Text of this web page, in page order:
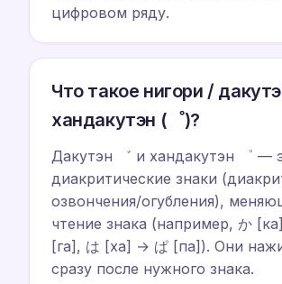
цифровом ряду.
Что такое нигори /
хандакутэн (゜)?
Дакутэн ゛ и хандакутэн ゜ —
диакритические знаки
озвончения/огубления),
чтение знака (например, か
[га], は [ха] → ぱ [па]). Они
сразу после нужного знака.